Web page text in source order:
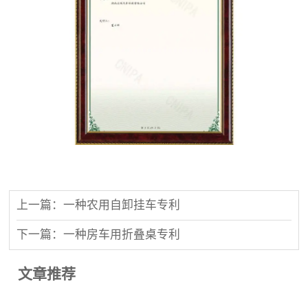
上一篇：一种农用自卸挂车专利
下一篇：一种房车用折叠桌专利
文章推荐